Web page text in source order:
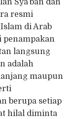
Sya’ban dan
resmi
di Arab
penampakan
langsung
adalah
maupun
berupa setiap
hilal diminta